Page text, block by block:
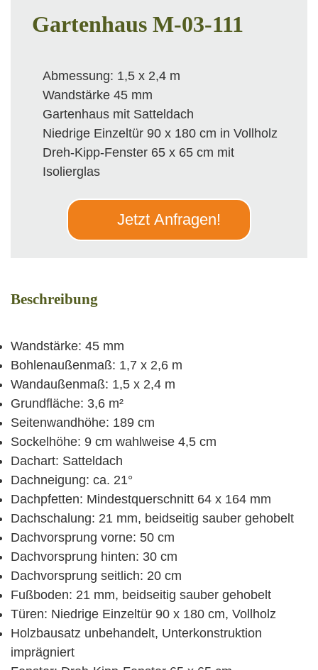
Gartenhaus M-03-111
Abmessung: 1,5 x 2,4 m
Wandstärke 45 mm
Gartenhaus mit Satteldach
Niedrige Einzeltür 90 x 180 cm in Vollholz
Dreh-Kipp-Fenster 65 x 65 cm mit
Isolierglas
Jetzt Anfragen!
Beschreibung
Wandstärke: 45 mm
Bohlenaußenmaß: 1,7 x 2,6 m
Wandaußenmaß: 1,5 x 2,4 m
Grundfläche: 3,6 m²
Seitenwandhöhe: 189 cm
Sockelhöhe: 9 cm wahlweise 4,5 cm
Dachart: Satteldach
Dachneigung: ca. 21°
Dachpfetten: Mindestquerschnitt 64 x 164 mm
Dachschalung: 21 mm, beidseitig sauber gehobelt
Dachvorsprung vorne: 50 cm
Dachvorsprung hinten: 30 cm
Dachvorsprung seitlich: 20 cm
Fußboden: 21 mm, beidseitig sauber gehobelt
Türen: Niedrige Einzeltür 90 x 180 cm, Vollholz
Holzbausatz unbehandelt, Unterkonstruktion
imprägniert